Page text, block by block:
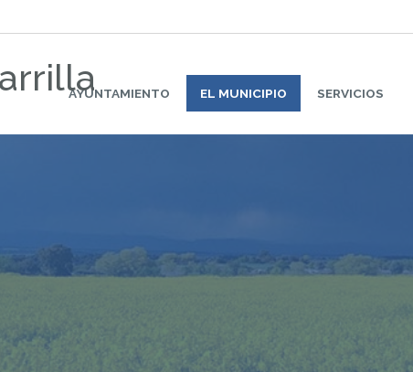
AYUNTAMIENTO EL MUNICIPIO SERVICIOS